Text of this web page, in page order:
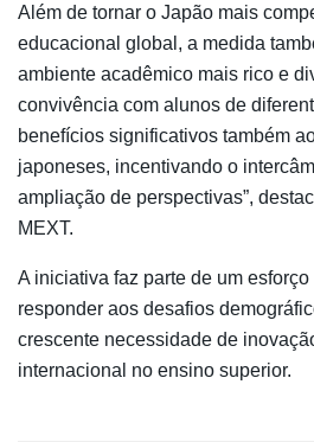
Além de tornar o Japão mais
educacional global, a medida
ambiente acadêmico mais rico e
convivência com alunos de
benefícios significativos também
japoneses, incentivando o
ampliação de perspectivas”,
MEXT.
A iniciativa faz parte de um
responder aos desafios
crescente necessidade de
internacional no ensino superior.